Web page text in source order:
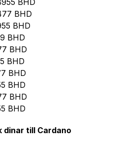
BHD
BHD
BHD
BHD
BHD
BHD
BHD
BHD
BHD
dinar till Cardano